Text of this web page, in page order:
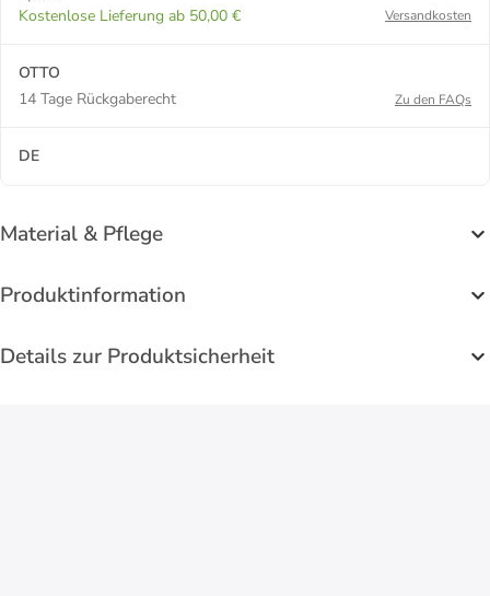
Kostenlose Lieferung ab 50,00 €
Versandkosten
OTTO
14 Tage Rückgaberecht
Zu den FAQs
DE
Material & Pflege
Produktinformation
Details zur Produktsicherheit